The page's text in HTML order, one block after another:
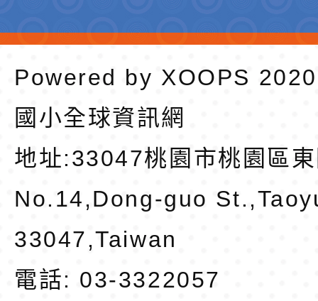
Powered by XOOPS
國小全球資訊網
地址:33047桃園市桃園區
No.14,Dong-guo
33047,Taiwan
電話: 03-3322057